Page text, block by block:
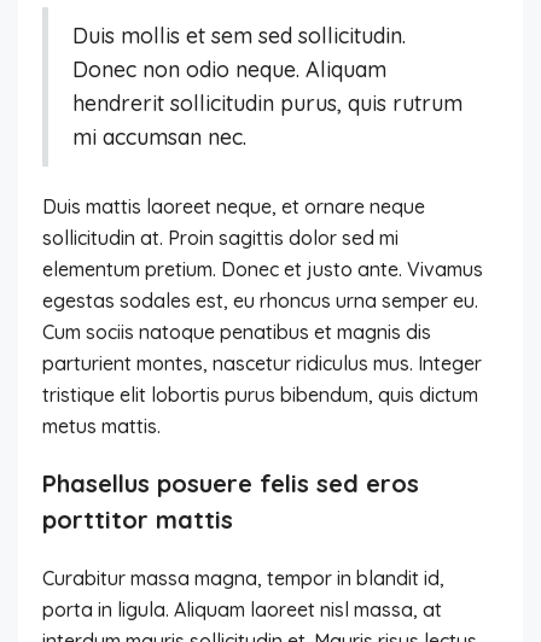
Duis mollis et sem sed sollicitudin.
Donec non odio neque. Aliquam
hendrerit sollicitudin purus, quis rutrum
mi accumsan nec.
Duis mattis laoreet neque, et ornare neque
sollicitudin at. Proin sagittis dolor sed mi
elementum pretium. Donec et justo ante. Vivamus
egestas sodales est, eu rhoncus urna semper eu.
Cum sociis natoque penatibus et magnis dis
parturient montes, nascetur ridiculus mus. Integer
tristique elit lobortis purus bibendum, quis dictum
metus mattis.
Phasellus posuere felis sed eros
porttitor mattis
Curabitur massa magna, tempor in blandit id,
porta in ligula. Aliquam laoreet nisl massa, at